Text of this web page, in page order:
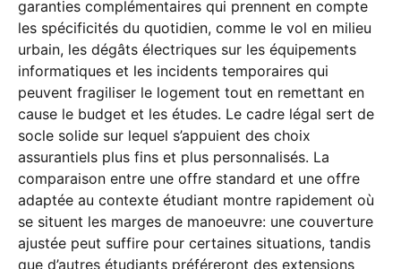
garanties complémentaires qui prennent en compte
les spécificités du quotidien, comme le vol en milieu
urbain, les dégâts électriques sur les équipements
informatiques et les incidents temporaires qui
peuvent fragiliser le logement tout en remettant en
cause le budget et les études. Le cadre légal sert de
socle solide sur lequel s’appuient des choix
assurantiels plus fins et plus personnalisés. La
comparaison entre une offre standard et une offre
adaptée au contexte étudiant montre rapidement où
se situent les marges de manoeuvre: une couverture
ajustée peut suffire pour certaines situations, tandis
que d’autres étudiants préféreront des extensions